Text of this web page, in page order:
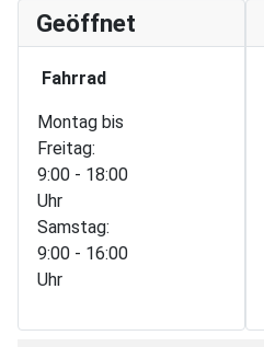
Geöffnet
Fahrrad
Montag bis
Freitag:
9:00 - 18:00
Uhr
Samstag:
9:00 - 16:00
Uhr